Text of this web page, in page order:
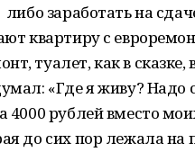
либо заработать на
квартиру с
туалет, как в
«Где я живу? Надо
4000 рублей вместо
до сих пор лежала